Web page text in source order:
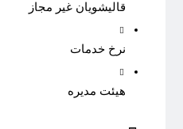
قالیشویان غیر مجاز
نرخ خدمات
هیئت مدیره